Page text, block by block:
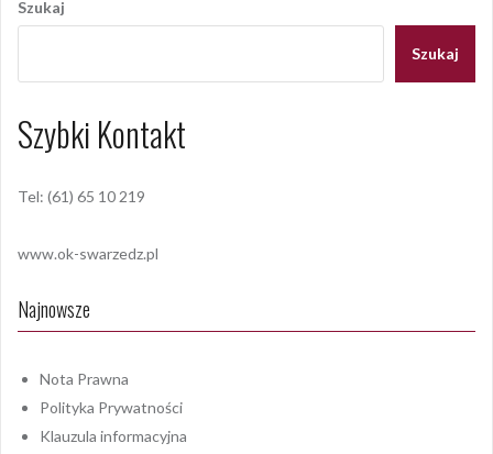
Szukaj
Szukaj
Szybki Kontakt
Tel: (61) 65 10 219
www.ok-swarzedz.pl
Najnowsze
Nota Prawna
Polityka Prywatności
Klauzula informacyjna